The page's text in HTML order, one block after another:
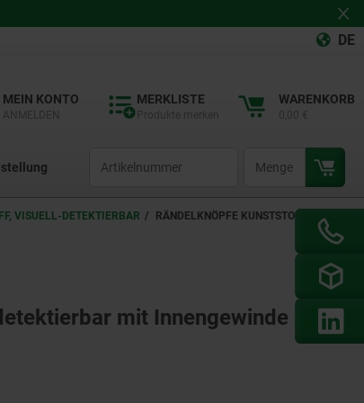
DE
MEIN KONTO MERKLISTE WARENKORB
VISUELL-DETEKTIERBAR
RÄNDELKNÖPFE KUNSTSTOFF,
mit Innengewinde